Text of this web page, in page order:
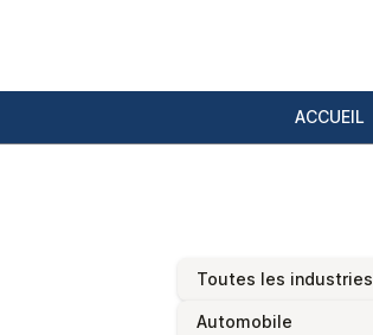
ACCUEIL
Toutes les industries
Automobile